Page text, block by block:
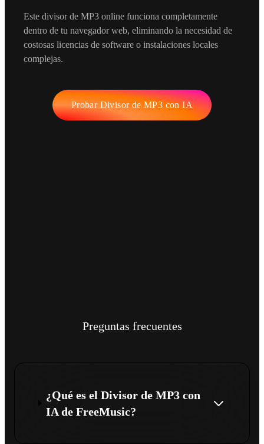
Este divisor de MP3 online funciona completamente
dentro de tu navegador web, eliminando la necesidad de
costosas licencias de software o instalaciones locales
complejas.
Probar Divisor de MP3 con IA
Preguntas frecuentes
¿Qué es el Divisor de MP3 con
IA de FreeMusic?